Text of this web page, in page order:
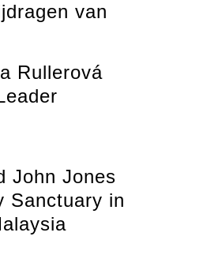
van
Rullerová
John Jones
Sanctuary in